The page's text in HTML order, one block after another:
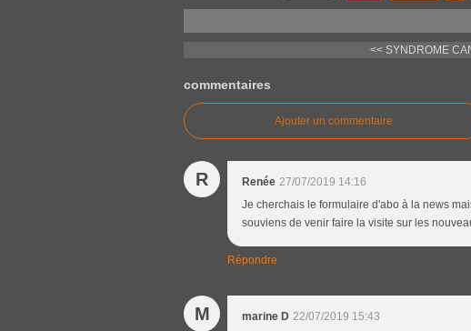
<< SYNDROME
commentaires
Ajouter un commentaire
R Renée 27/07/2019 14:16
Je cherchais le formulaire d'abo à la news
souviens de venir faire la visite sur les
Répondre
M marine D 22/07/2019 15:43